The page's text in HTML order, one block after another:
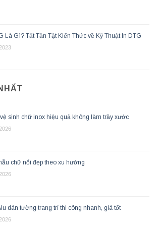
Là Gì? Tất Tần Tật Kiến Thức về Kỹ Thuật In DTG
sinh chữ inox hiệu quả không làm trầy xước
chữ nổi đẹp theo xu hướng
dán tường trang trí thi công nhanh, giá tốt